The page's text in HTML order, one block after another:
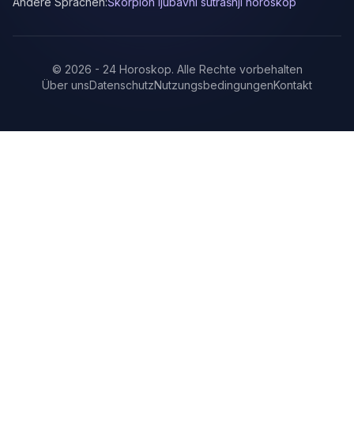
© 2026 - 24 Horoskop. Alle Rechte vorbehalten
Über unsDatenschutzNutzungsbedingungenKontakt